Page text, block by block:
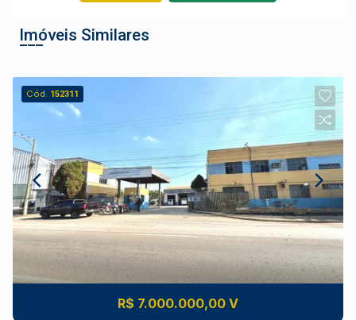
Imóveis Similares
Cód. 152311
R$ 7.000.000,00 V